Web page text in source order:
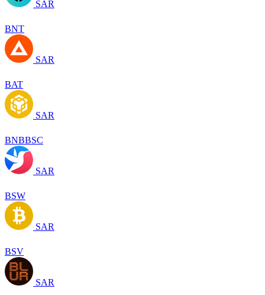
SAR
BNT
SAR
BAT
SAR
BNBBSC
SAR
BSW
SAR
BSV
SAR